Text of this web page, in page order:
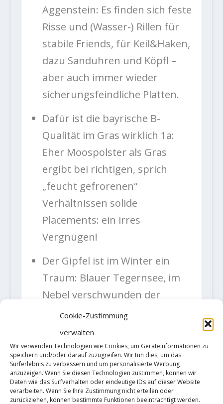
Cookie-Zustimmung
verwalten
Wir verwenden Technologien wie Cookies, um Geräteinformationen zu
speichern und/oder darauf zuzugreifen. Wir tun dies, um das
Surferlebnis zu verbessern und um personalisierte Werbung
anzuzeigen. Wenn Sie diesen Technologien zustimmen, können wir
Daten wie das Surfverhalten oder eindeutige IDs auf dieser Website
verarbeiten. Wenn Sie Ihre Zustimmung nicht erteilen oder
zurückziehen, können bestimmte Funktionen beeinträchtigt werden.
Aggenstein: Es finden sich feste
Risse und (Wasser-) Rillen für
stabile Friends, für Keil&Haken,
dazu Sanduhren und Köpfl –
aber auch immer wieder
sicherungsfeindliche Platten.
Dafür ist die bayrische B-
Qualität im Gras wirklich 1a:
Eher Moospolster als Gras
ergibt bei richtigen, sprich
„feucht gefrorenen“
Verhältnissen solide
Placements: ein irres
Vergnügen!
Der Gipfel ist im Winter ein
Traum: Blauer Tegernsee, im
Nebel verschwunden der
Moloch München, Wetterstein
und Karwendel funkelt in der
Sonne…
Abstieg gibt’s in der Variante
schee sonnig und lang